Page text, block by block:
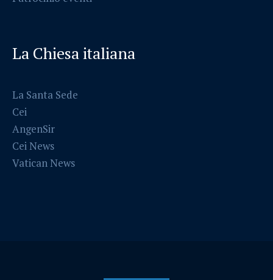
La Chiesa italiana
La Santa Sede
Cei
AngenSir
Cei News
Vatican News